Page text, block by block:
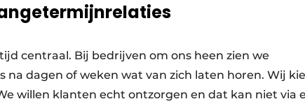
centraal. Bij bedrijven om ons heen zien we
na dagen of weken wat van zich laten horen. Wij
willen klanten echt ontzorgen en dat kan niet via